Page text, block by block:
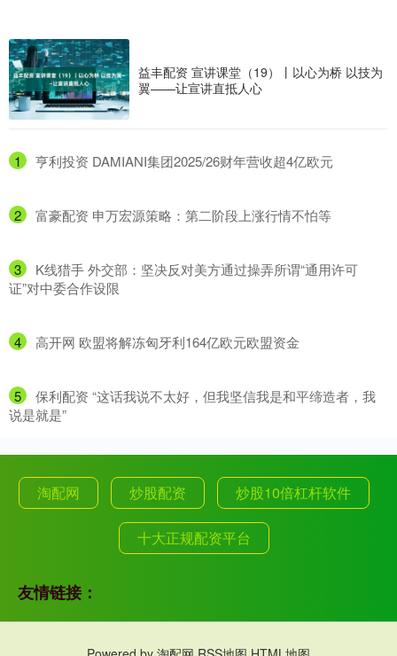
益丰配资 宣讲课堂（19）丨以心为桥 以技为
翼——让宣讲直抵人心
1 ​亨利投资 DAMIANI集团2025/26财年营收超4亿欧元
2 ​富豪配资 申万宏源策略：第二阶段上涨行情不怕等
3
​K线猎手 外交部：坚决反对美方通过操弄所谓“通用许可
证”对中委合作设限
4 ​高开网 欧盟将解冻匈牙利164亿欧元欧盟资金
5
​保利配资 “这话我说不太好，但我坚信我是和平缔造者，我
说是就是”
淘配网 炒股配资 炒股10倍杠杆软件
十大正规配资平台
友情链接：